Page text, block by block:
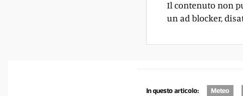
Il contenuto non
un ad blocker,
In questo articolo: Meteo